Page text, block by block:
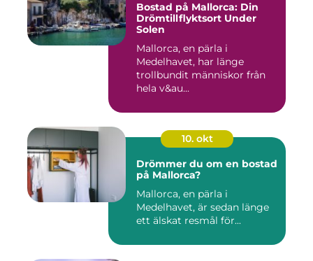
Bostad på Mallorca: Din
Drömtillflyktsort Under
Solen
Mallorca, en pärla i
Medelhavet, har länge
trollbundit människor från
hela v&au...
10. okt
Drömmer du om en bostad
på Mallorca?
Mallorca, en pärla i
Medelhavet, är sedan länge
ett älskat resmål för...